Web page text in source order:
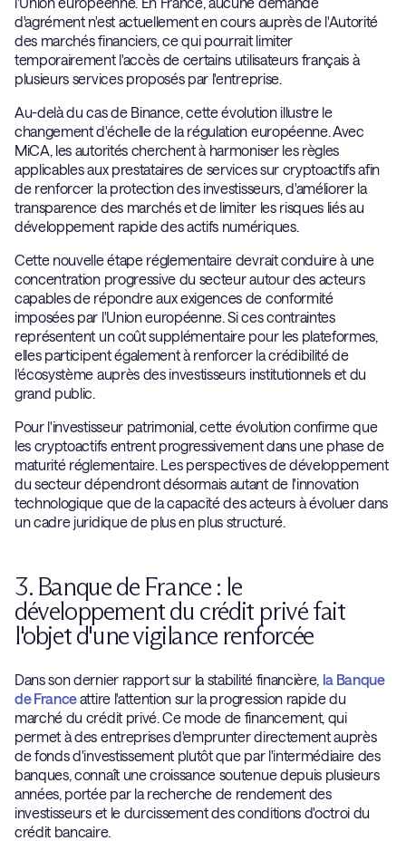
d'agrément n'est actuellement en cours auprès de l'Autorité
des marchés financiers, ce qui pourrait limiter
temporairement l'accès de certains utilisateurs français à
plusieurs services proposés par l'entreprise.
Au-delà du cas de Binance, cette évolution illustre le
changement d'échelle de la régulation européenne. Avec
MiCA, les autorités cherchent à harmoniser les règles
applicables aux prestataires de services sur cryptoactifs afin
de renforcer la protection des investisseurs, d'améliorer la
transparence des marchés et de limiter les risques liés au
développement rapide des actifs numériques.
Cette nouvelle étape réglementaire devrait conduire à une
concentration progressive du secteur autour des acteurs
capables de répondre aux exigences de conformité
imposées par l'Union européenne. Si ces contraintes
représentent un coût supplémentaire pour les plateformes,
elles participent également à renforcer la crédibilité de
l'écosystème auprès des investisseurs institutionnels et du
grand public.
Pour l'investisseur patrimonial, cette évolution confirme que
les cryptoactifs entrent progressivement dans une phase de
maturité réglementaire. Les perspectives de développement
du secteur dépendront désormais autant de l'innovation
technologique que de la capacité des acteurs à évoluer dans
un cadre juridique de plus en plus structuré.
3. Banque de France : le
développement du crédit privé fait
l'objet d'une vigilance renforcée
Dans son dernier rapport sur la stabilité financière, la Banque
de Franceattire l'attention sur la progression rapide du
marché du crédit privé. Ce mode de financement, qui
permet à des entreprises d'emprunter directement auprès
de fonds d'investissement plutôt que par l'intermédiaire des
banques, connaît une croissance soutenue depuis plusieurs
années, portée par la recherche de rendement des
investisseurs et le durcissement des conditions d'octroi du
crédit bancaire.